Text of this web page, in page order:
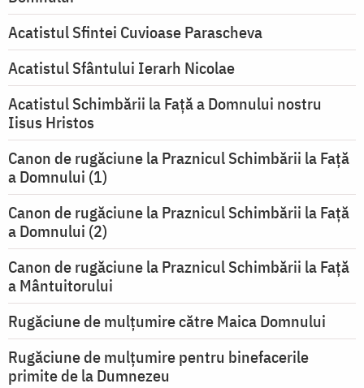
Acatistul Sfintei Cuvioase Parascheva
Acatistul Sfântului Ierarh Nicolae
Acatistul Schimbării la Faţă a Domnului nostru
Iisus Hristos
Canon de rugăciune la Praznicul Schimbării la Faţă
a Domnului (1)
Canon de rugăciune la Praznicul Schimbării la Faţă
a Domnului (2)
Canon de rugăciune la Praznicul Schimbării la Față
a Mântuitorului
Rugăciune de mulţumire către Maica Domnului
Rugăciune de mulțumire pentru binefacerile
primite de la Dumnezeu